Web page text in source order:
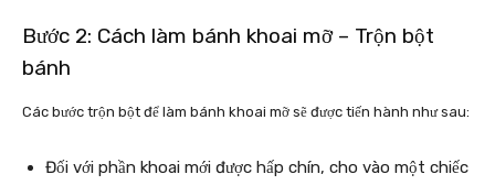
Bước 2: Cách làm bánh khoai mỡ – Trộn bột
bánh
Các bước trộn bột để làm bánh khoai mỡ sẽ được tiến hành như sau:
Đối với phần khoai mới được hấp chín, cho vào một chiếc